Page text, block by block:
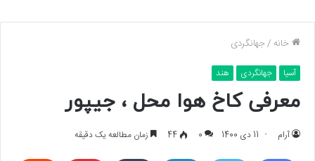
خانه /جهانگردی
آسیا جهانگردی هند
معرفی کاخ هوا محل ، جیپور
آرام 11 دی 1400 0
44 زمان مطالعه یک دقیقه